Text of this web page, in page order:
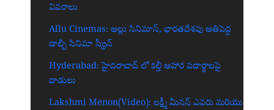
వివరాలు
Allu Cinemas: అల్లు సినిమాస్, భారతదేశపు అతిపెద్ద
డాల్బీ సినిమా స్క్రీన్‌
Hyderabad: హైదరాబాద్‌ లో కల్తీ ఆహార పదార్థాలపై
దాడులు
Lakshmi Menon(Video): లక్ష్మీ మీనన్ ఎవరు మరియు